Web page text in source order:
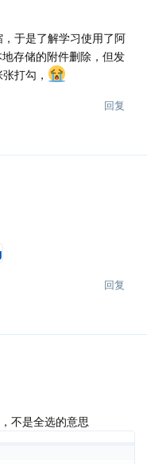
于是了解学习使用了阿
存储的附件删除，但发
打勾，
回复
回复
不是全选的意思